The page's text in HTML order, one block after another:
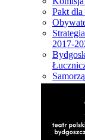
Pakt
2017-